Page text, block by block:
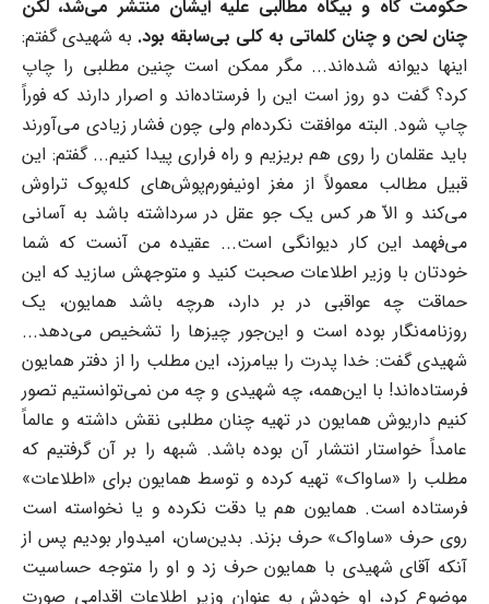
حکومت گاه و بیگاه مطالبی علیه ایشان منتشر می‌شد، لکن
چنان لحن و چنان کلماتی به کلی بی‌سابقه بود. به شهیدی گفتم:
اینها دیوانه شده‌اند... مگر ممکن است چنین مطلبی را چاپ
کرد؟ گفت دو روز است این را فرستاده‌اند و اصرار دارند که فوراً
چاپ شود. البته موافقت نکرده‌ام ولی چون فشار زیادی می‌آورند
باید عقلمان را روی هم بریزیم و راه فراری پیدا کنیم... گفتم: این
قبیل مطالب معمولاً از مغز اونیفورم‌پوش‌های کله‌پوک تراوش
می‌کند و الاّ هر کس یک جو عقل در سرداشته باشد به آسانی
می‌فهمد این کار دیوانگی است... عقیده من آنست که شما
خودتان با وزیر اطلاعات صحبت کنید و متوجهش سازید که این
حماقت چه عواقبی در بر دارد، هرچه باشد همایون، یک
روزنامه‌نگار بوده است و این‌جور چیزها را تشخیص می‌دهد...
شهیدی گفت: خدا پدرت را بیامرزد، این مطلب را از دفتر همایون
فرستاده‌اند! با این‌همه، چه شهیدی و چه من نمی‌توانستیم تصور
کنیم داریوش همایون در تهیه چنان مطلبی نقش داشته و عالماً
عامداً خواستار انتشار آن بوده باشد. شبهه را بر آن گرفتیم که
مطلب را «ساواک» تهیه کرده و توسط همایون برای «اطلاعات»
فرستاده است. همایون هم یا دقت نکرده و یا نخواسته است
روی حرف «ساواک» حرف بزند. بدین‌سان، امیدوار بودیم پس از
آنکه آقای شهیدی با همایون حرف زد و او را متوجه حساسیت
موضوع کرد، او خودش به عنوان وزیر اطلاعات اقدامی صورت